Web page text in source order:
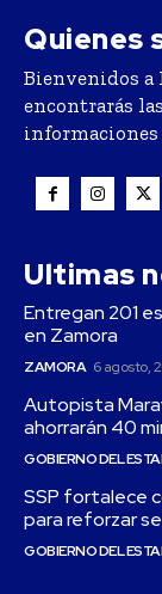
Quienes
Bienvenidos a
encontrarás
informaciones
Ultimas
Entregan 201
en Zamora
ZAMORA 6 agosto,
Autopista
ahorrarán 40
GOBIERNO DEL
SSP fortalece
para reforzar
GOBIERNO DEL